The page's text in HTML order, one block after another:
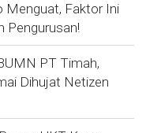
Menguat, Faktor Ini
Pengurusan!
PT Timah,
Dihujat Netizen